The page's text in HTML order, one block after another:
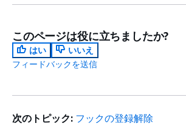
このページは役に立ちましたか?
はい
いいえ
フィードバックを送信
次のトピック: フックの登録解除